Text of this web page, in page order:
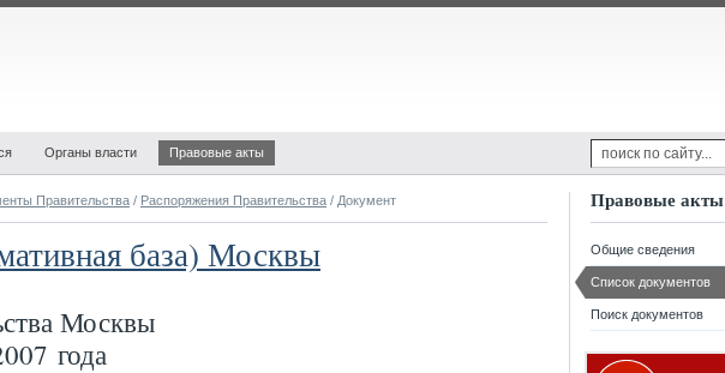
Органы власти Правовые акты
Правительства / Распоряжения Правительства / Документ
база) Москвы
Москвы
года
Правовые акты
Общие сведения
Список документов
Поиск документов